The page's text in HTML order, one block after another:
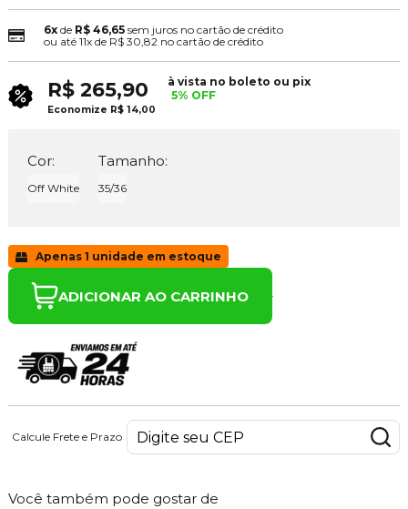
6xde R$ 46,65 sem juros no cartão de crédito
ou até 11xde R$ 30,82no cartão de crédito
R$ 265,90
à vista no boleto ou pix
5% OFF
Economize R$ 14,00
Cor:
Off White
Tamanho:
35/36
Apenas 1 unidade em estoque
ADICIONAR AO CARRINHO
Calcule Frete e Prazo
Você também pode gostar de